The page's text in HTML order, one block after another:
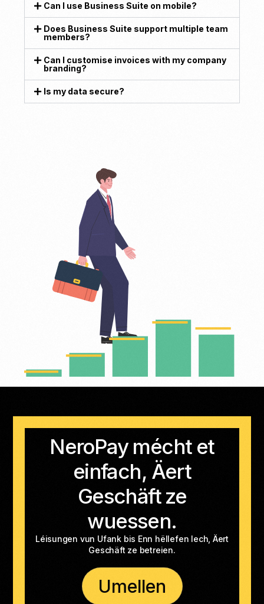
Can I use Business Suite on mobile?
Does Business Suite support multiple team
members?
Can I customise invoices with my company
branding?
Is my data secure?
NeroPay mécht et
einfach, Äert
Geschäft ze
wuessen.
Léisungen vun Ufank bis Enn hëllefen Iech, Äert
Geschäft ze betreien.
Umellen